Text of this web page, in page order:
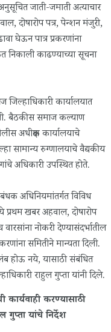
जाती-जमाती अत्याचार
दोषारोप पत्र, पेन्शन मंजुरी,
घेऊन पात्र प्रकरणांना
निकाली काढण्याच्या सूचना
जिल्हाधिकारी कार्यालयात
बैठकीस समाज कल्याण
अधीक्षक कार्यालयाचे
सामान्य रुग्णालयाचे वैद्यकीय
अधिकारी उपस्थित होते.
अधिनियमांतर्गत विविध
खबर अहवाल, दोषारोप
नोकरी देण्यासंदर्भातील
समितीने मान्यता दिली.
होऊ नये, यासाठी संबंधित
राहुल गुप्ता यांनी दिले.
कार्यवाही करण्यासाठी
गुप्ता यांचे निर्देश